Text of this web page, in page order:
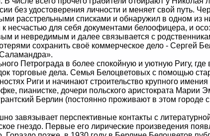
без удостоверения личности и меняет свой путь.
расстрельными списками и обнаружил в одном из
несчастью для себя документами белоофицера, и
и невредимым и далее связывается с
сохранить своё коммерческое дело - Сергей
Петрограда в более спокойную и уютную Ригу, где
торговые дела. Семья Белоцветовых с помощью
Риги и начинают строительство крупного
пианистке, дочери польского аристократа
Берлин (постоянно проживают в этом городе
завязывает перспективные контакты с
гнездо. Первые его лирические произведения